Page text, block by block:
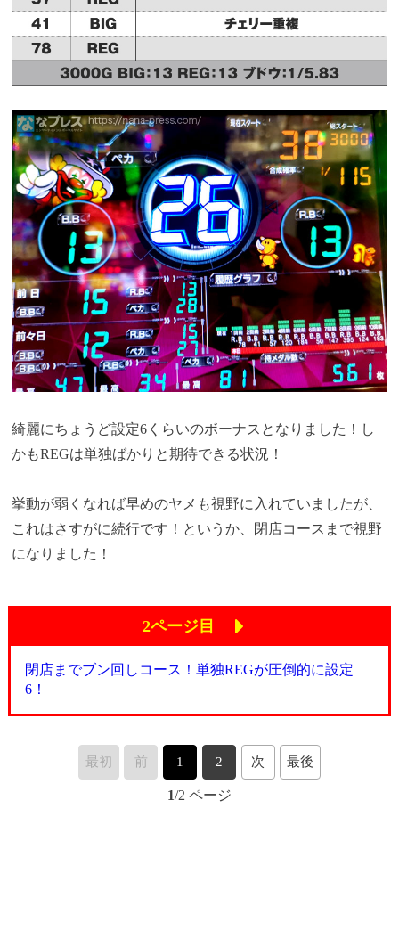
綺麗にちょうど設定6くらいのボーナスとなりました！し
かもREGは単独ばかりと期待できる状況！
挙動が弱くなれば早めのヤメも視野に入れていましたが、
これはさすがに続行です！というか、閉店コースまで視野
になりました！
2ページ目
閉店までブン回しコース！単独REGが圧倒的に設定
6！
最初 前 1 2 次 最後
1/2 ページ